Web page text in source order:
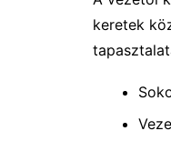
keretek